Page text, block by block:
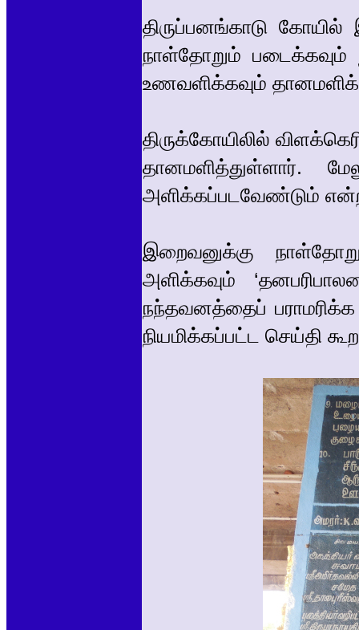
திருப்பனங்காடு கோயில்
நாள்தோறும் படைக்கவும்
உணவளிக்கவும்
திருக்கோயிலில்
தானமளித்துள்ளார்.
அளிக்கப்படவேண்டும் என்ற
இறைவனுக்கு
அளிக்கவும்
நந்தவனத்தைப்
நியமிக்கப்பட்ட செய்தி